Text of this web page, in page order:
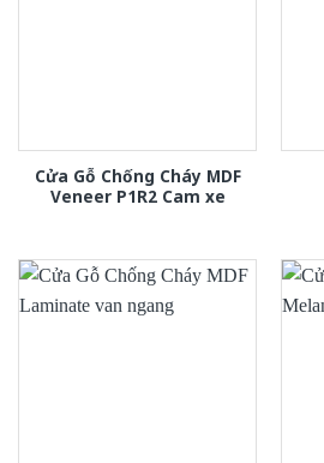
Cửa Gỗ Chống Cháy MDF
Veneer P1R2 Cam xe